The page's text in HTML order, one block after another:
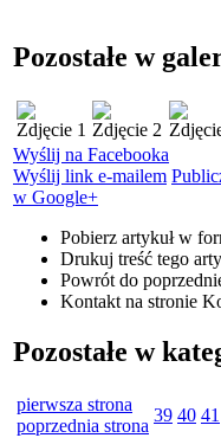
Pozostałe w
Wyślij na Facebooka
Wyślij link e-mailem
w Google+
Pobierz artykuł w
Drukuj treść tego
Powrót do
Kontakt na stronie
Pozostałe w
pierwsza strona
poprzednia strona
39 40 41